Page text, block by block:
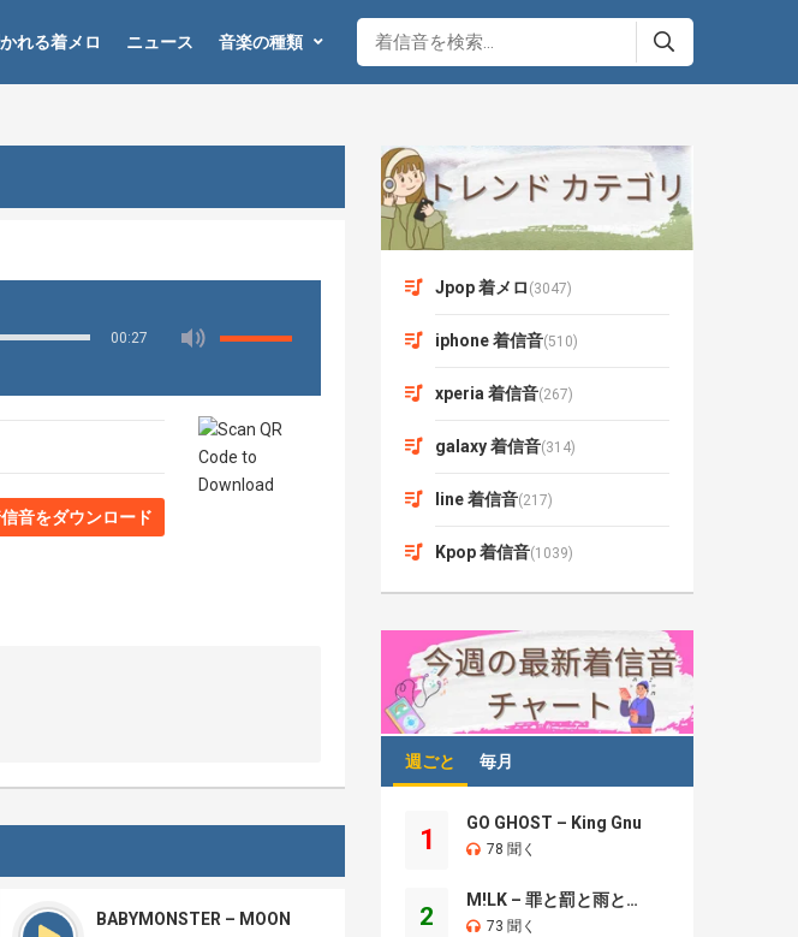
れる着メロ ニュース 音楽の種類
00:27
音をダウンロード
BABYMONSTER – MOON
Jpop 着メロ (3047)
iphone 着信音(510)
xperia 着信音(267)
galaxy 着信音(314)
line 着信音(217)
Kpop 着信音(1039)
週ごと 毎月
1
GO GHOST – King Gnu
78 聞く
2
M!LK – 罪と罰と雨とキス
73 聞く